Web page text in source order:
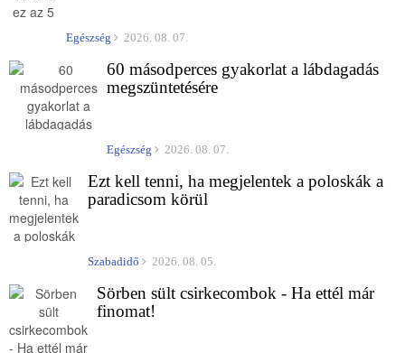
Egészség 2026. 08. 07.
60 másodperces gyakorlat a lábdagadás
megszüntetésére
Egészség 2026. 08. 07.
Ezt kell tenni, ha megjelentek a poloskák a
paradicsom körül
Szabadidő 2026. 08. 05.
Sörben sült csirkecombok - Ha ettél már
finomat!